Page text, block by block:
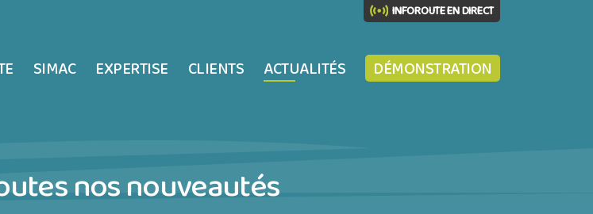
INFOROUTE EN DIRECT
SIMAC EXPERTISE CLIENTS ACTUALITÉS DÉMONSTRATION
nos nouveautés